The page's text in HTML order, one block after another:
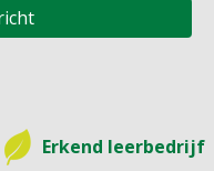
Erkend leerbedrijf